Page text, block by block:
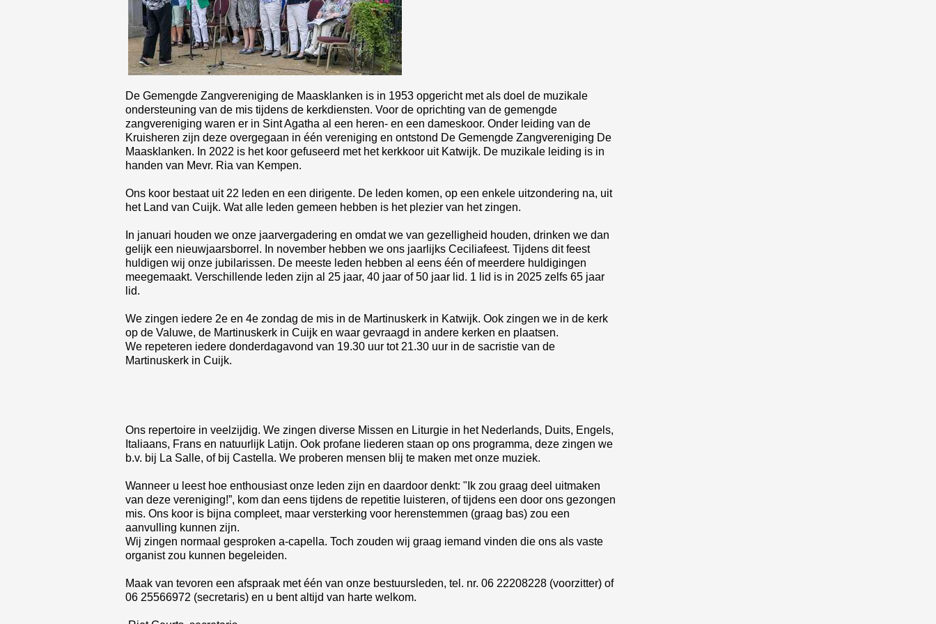
De Gemengde Zangvereniging de Maasklanken is in 1953 opgericht met als doel de muzikale
ondersteuning van de mis tijdens de kerkdiensten. Voor de oprichting van de gemengde
zangvereniging waren er in Sint Agatha al een heren- en een dameskoor. Onder leiding van de
Kruisheren zijn deze overgegaan in één vereniging en ontstond De Gemengde Zangvereniging De
Maasklanken. In 2022 is het koor gefuseerd met het kerkkoor uit Katwijk. De muzikale leiding is in
handen van Mevr. Ria van Kempen.
Ons koor bestaat uit 22 leden en een dirigente. De leden komen, op een enkele uitzondering na, uit
het Land van Cuijk. Wat alle leden gemeen hebben is het plezier van het zingen.
In januari houden we onze jaarvergadering en omdat we van gezelligheid houden, drinken we dan
gelijk een nieuwjaarsborrel. In november hebben we ons jaarlijks Ceciliafeest. Tijdens dit feest
huldigen wij onze jubilarissen. De meeste leden hebben al eens één of meerdere huldigingen
meegemaakt. Verschillende leden zijn al 25 jaar, 40 jaar of 50 jaar lid. 1 lid is in 2025 zelfs 65 jaar
lid.
We zingen iedere 2e en 4e zondag de mis in de Martinuskerk in Katwijk. Ook zingen we in de kerk
op de Valuwe, de Martinuskerk in Cuijk en waar gevraagd in andere kerken en plaatsen.
We repeteren iedere donderdagavond van 19.30 uur tot 21.30 uur in de sacristie van de
Martinuskerk in Cuijk.
Ons repertoire in veelzijdig. We zingen diverse Missen en Liturgie in het Nederlands, Duits, Engels,
Italiaans, Frans en natuurlijk Latijn. Ook profane liederen staan op ons programma, deze zingen we
b.v. bij La Salle, of bij Castella. We proberen mensen blij te maken met onze muziek.
Wanneer u leest hoe enthousiast onze leden zijn en daardoor denkt: "Ik zou graag deel uitmaken
van deze vereniging!”, kom dan eens tijdens de repetitie luisteren, of tijdens een door ons gezongen
mis. Ons koor is bijna compleet, maar versterking voor herenstemmen (graag bas) zou een
aanvulling kunnen zijn.
Wij zingen normaal gesproken a-capella. Toch zouden wij graag iemand vinden die ons als vaste
organist zou kunnen begeleiden.
Maak van tevoren een afspraak met één van onze bestuursleden, tel. nr. 06 22208228 (voorzitter) of
06 25566972 (secretaris) en u bent altijd van harte welkom.